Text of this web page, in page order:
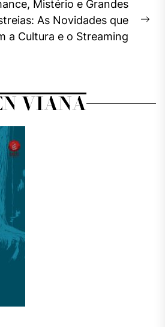
Mistério e Grandes
As Novidades que
a Cultura e o Streaming
VIANA